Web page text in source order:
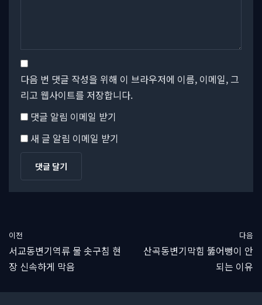
다음 번 댓글 작성을 위해 이 브라우저에 이름, 이메일, 그
리고 웹사이트를 저장합니다.
댓글 알림 이메일 받기
새 글 알림 이메일 받기
이전
서교동변기역류 물 솟구침 현
장 신속하게 막음
다음
산곡동변기막힘 뚫어뻥이 안
되는 이유